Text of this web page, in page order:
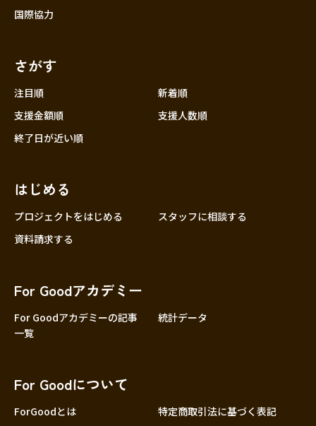
国際協力
さがす
注目順
新着順
支援金額順
支援人数順
終了日が近い順
はじめる
プロジェクトをはじめる
スタッフに相談する
資料請求する
For Goodアカデミー
For Goodアカデミーの記事
一覧
統計データ
For Goodについて
ForGoodとは
特定商取引法に基づく表記